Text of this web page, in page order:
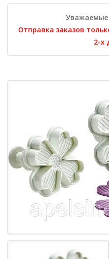
Уважаемые
Отправка заказов
2-х